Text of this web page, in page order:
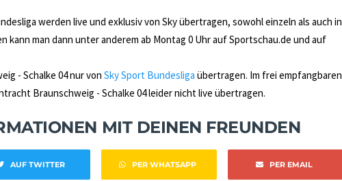
werden live und exklusiv von Sky übertragen, sowohl einzeln als auch in
kann man dann unter anderem ab Montag 0 Uhr auf Sportschau.de und auf
- Schalke 04 nur von Sky Sport Bundesliga übertragen. Im frei empfangbaren
Braunschweig - Schalke 04 leider nicht live übertragen.
MIT DEINEN FREUNDEN
AUF TWITTER PER WHATSAPP PER EMAIL